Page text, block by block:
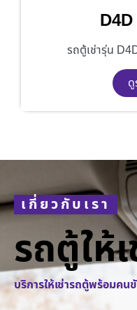
รถตู้เช่ารุ่น
เกี่ยวกับเรา
รถตู้ให้
บริการให้เช่ารถตู้พร้อมค